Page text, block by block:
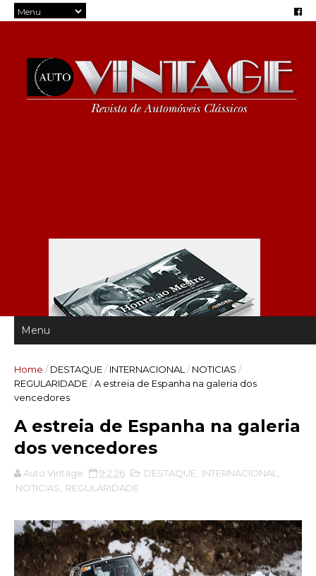
Home / DESTAQUE/ INTERNACIONAL / NOTICIAS /
REGULARIDADE/A estreia de Espanha na galeria dos
vencedores
A estreia de Espanha na galeria
dos vencedores
Auto Vintage 9.2.26 DESTAQUE INTERNACIONAL
NOTICIAS
REGULARIDADE